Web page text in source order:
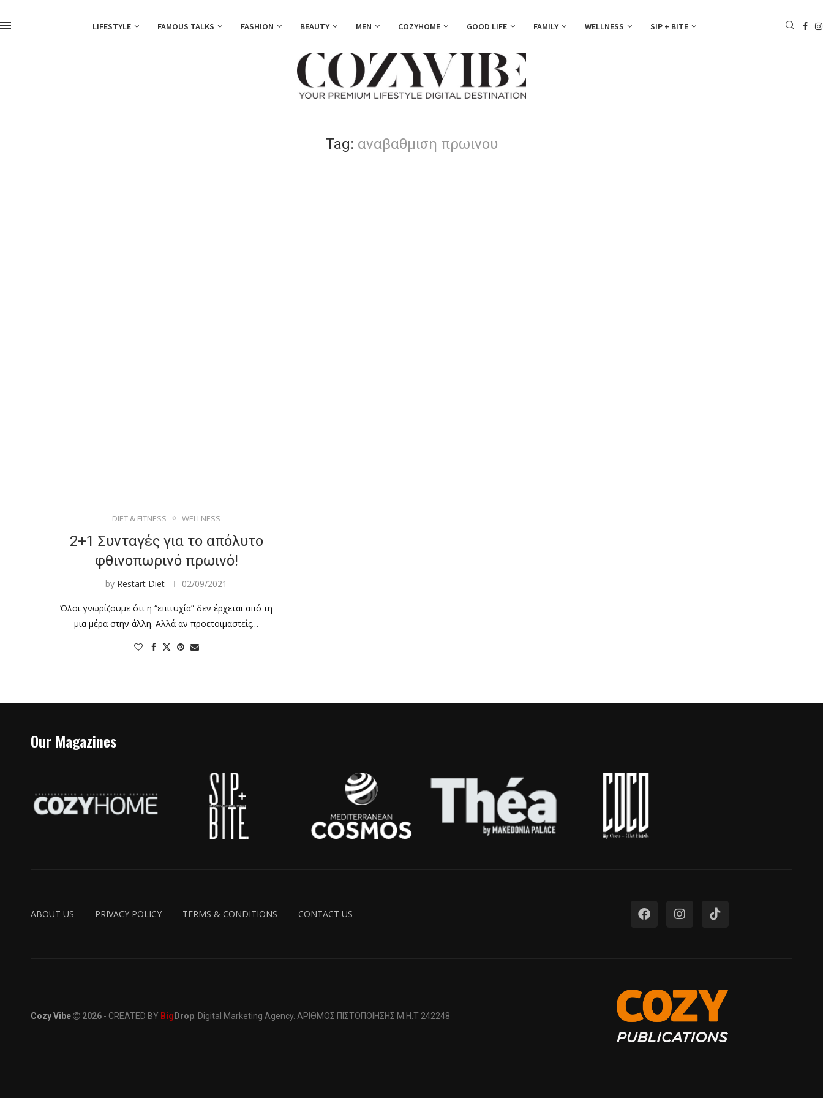
LIFESTYLE FAMOUS TALKS FASHION BEAUTY MEN COZYHOME GOOD LIFE FAMILY WELLNESS SIP + BITE
Tag: αναβαθμιση πρωινου
DIET & FITNESS WELLNESS
2+1 Συνταγές για το απόλυτο
φθινοπωρινό πρωινό!
by Restart Diet 02/09/2021
Όλοι γνωρίζουμε ότι η “επιτυχία” δεν έρχεται από τη
μια μέρα στην άλλη. Αλλά αν προετοιμαστείς…
Our Magazines
ABOUT US PRIVACY POLICY TERMS & CONDITIONS CONTACT US
Cozy Vibe 2026 - CREATED BY Big Drop . Digital Marketing Agency. ΑΡΙΘΜΟΣ ΠΙΣΤΟΠΟΙΗΣΗΣ Μ.Η.Τ 242248